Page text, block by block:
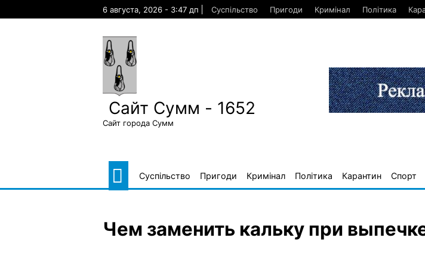
6 августа, 2026 - 3:47 дп Суспільство Пригоди Кримінал Політика
Сайт Сумм - 1652
Сайт города Сумм
Суспільство Пригоди Кримінал Політика Карантин Спорт
Чем заменить кальку при